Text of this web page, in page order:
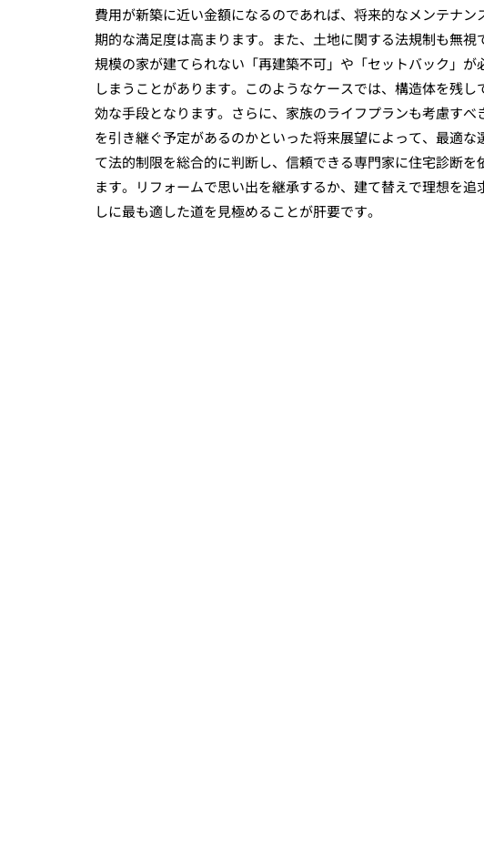
費用が新築に近い金額になるのであれば、将来的なメンテナ
期的な満足度は高まります。また、土地に関する法規制も無
規模の家が建てられない「再建築不可」や「セットバック」
しまうことがあります。このようなケースでは、構造体を残
効な手段となります。さらに、家族のライフプランも考慮す
を引き継ぐ予定があるのかといった将来展望によって、最適
て法的制限を総合的に判断し、信頼できる専門家に住宅診断
ます。リフォームで思い出を継承するか、建て替えで理想を
しに最も適した道を見極めることが肝要です。